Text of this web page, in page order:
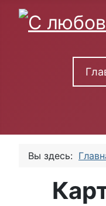
Вы здесь: